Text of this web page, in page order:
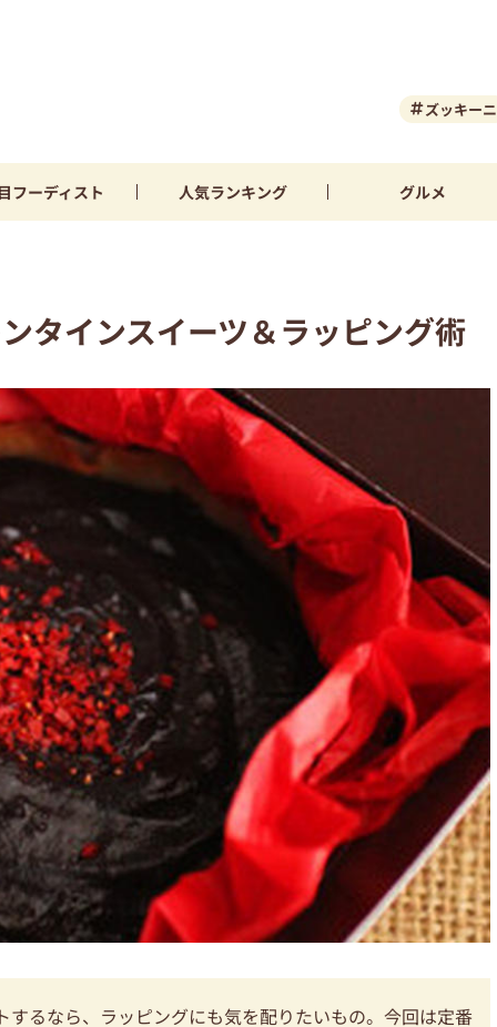
ズッキーニ
フーディスト 人気ランキング グルメ
タインスイーツ＆ラッピング術
るなら、ラッピングにも気を配りたいもの。今回は定番